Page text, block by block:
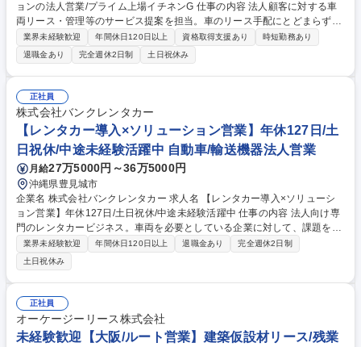
ョンの法人営業/プライム上場イチネンG 仕事の内容 法人顧客に対する車
両リース・管理等のサービス提案を担当。車のリース手配にとどまらず、
車検や保険、税金等を包括的に請け負い、企業の事務業務を効率化、コス
ト削減やリスクマネジメントに貢献します。 【未経験でも安心の研修体
制】 入社後は座学やOJTを通じ、車の知識やリース、保険の仕組みを基礎
から学べます。 【具体的には】 ■用途に合わせた最適な車種やプランの提
案（独立系のため、自動車メーカーに縛られない提案が可能です） ■走行
データや事故歴に基づき、最適な車種の入れ替えや保険プランの見直しな
どを定期的に提案 ■既存のお客様と長く深く付き合う営業スタイルです。
募集職種 【新大阪】車両リース・管理ソリューションの法人営業/プライ
ム上場イチネンG
業界未経験歓迎 年間休日120日以上 資格取得支援あり
時短勤務あり
退職金あり
完全週休2日制 土日祝休み
正社員
株式会社バンクレンタカー
【レンタカー導入×ソリューション営業】年休127日/土
日祝休/中途未経験活躍中 自動車/輸送機器法人営業
月給27万5000円～36万5000円
沖縄県豊見城市
企業名 株式会社バンクレンタカー 求人名 【レンタカー導入×ソリューシ
ョン営業】年休127日/土日祝休/中途未経験活躍中 仕事の内容 法人向け専
門のレンタカービジネス。車両を必要としている企業に対して、課題をヒ
アリングし、要望に応じたプランでレンタカー配備のご提案をしていただ
きます。現在は既存営業がメインです。営業経験を活かし、 即戦力とし
て、業務に幅広く携わっていただきます【詳細】■既存取引先に対するレ
ンタカー・リース導入に向けた深耕営業・提案■新規取引先開拓および新
たなビジネスチャンスの創出（支店全員で意見を出し合い開拓をしており
ますので、ご自身の経験を活かすことができます）■レンタカー・リース
車両の買取販売の対応■業務に付随する事務作業（見積もり作成、台帳入
力など）や車両管理 募集職種 【レンタカー導入×ソリューション営業】年
業界未経験歓迎 年間休日120日以上 退職金あり
完全週休2日制
土日祝休み
正社員
オーケージーリース株式会社
未経験歓迎【大阪/ルート営業】建築仮設材リース/残業